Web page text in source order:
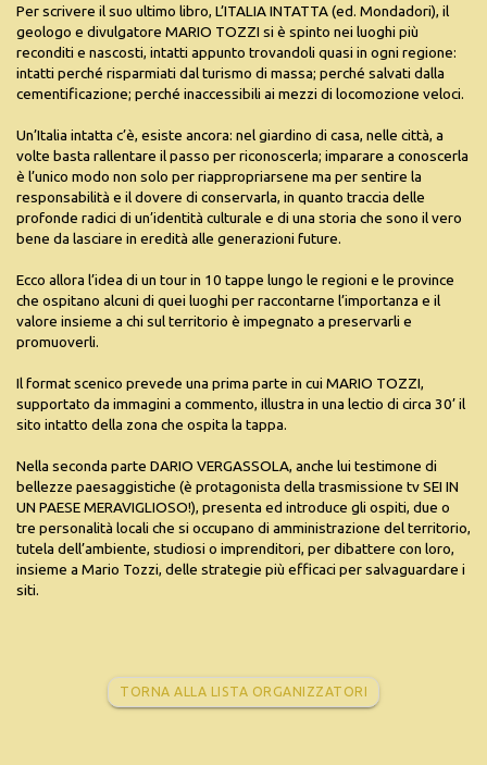
Per scrivere il suo ultimo libro, L’ITALIA INTATTA (ed. Mondadori), il
geologo e divulgatore MARIO TOZZI si è spinto nei luoghi più
reconditi e nascosti, intatti appunto trovandoli quasi in ogni regione:
intatti perché risparmiati dal turismo di massa; perché salvati dalla
cementificazione; perché inaccessibili ai mezzi di locomozione veloci.
Un’Italia intatta c’è, esiste ancora: nel giardino di casa, nelle città, a
volte basta rallentare il passo per riconoscerla; imparare a conoscerla
è l’unico modo non solo per riappropriarsene ma per sentire la
responsabilità e il dovere di conservarla, in quanto traccia delle
profonde radici di un’identità culturale e di una storia che sono il vero
bene da lasciare in eredità alle generazioni future.
Ecco allora l’idea di un tour in 10 tappe lungo le regioni e le province
che ospitano alcuni di quei luoghi per raccontarne l’importanza e il
valore insieme a chi sul territorio è impegnato a preservarli e
promuoverli.
Il format scenico prevede una prima parte in cui MARIO TOZZI,
supportato da immagini a commento, illustra in una lectio di circa 30’ il
sito intatto della zona che ospita la tappa.
Nella seconda parte DARIO VERGASSOLA, anche lui testimone di
bellezze paesaggistiche (è protagonista della trasmissione tv SEI IN
UN PAESE MERAVIGLIOSO!), presenta ed introduce gli ospiti, due o
tre personalità locali che si occupano di amministrazione del territorio,
tutela dell’ambiente, studiosi o imprenditori, per dibattere con loro,
insieme a Mario Tozzi, delle strategie più efficaci per salvaguardare i
siti.
TORNA ALLA LISTA ORGANIZZATORI